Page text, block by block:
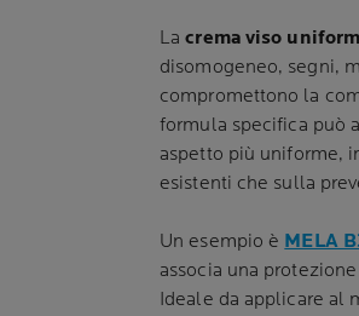
Lacrema viso
disomogeneo, segni,
compromettono la
formula specifica può
aspetto più uniforme,
esistenti che sulla
Un esempio è MELA
associa una
Ideale da applicare al